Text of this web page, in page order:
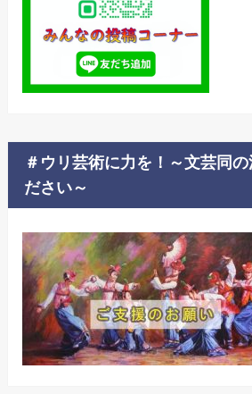
＃ウリ芸術に力を！～文芸同
ださい～